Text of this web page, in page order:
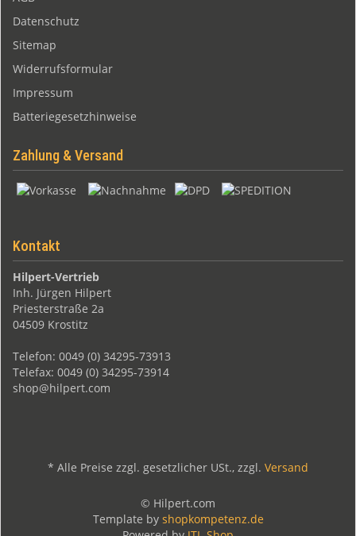
Datenschutz
Sitemap
Widerrufsformular
Impressum
Batteriegesetzhinweise
Zahlung & Versand
Kontakt
Hilpert-Vertrieb
Inh. Jürgen Hilpert
Priesterstraße 2a
04509 Krostitz
Telefon: 0049 (0) 34295-73913
Telefax: 0049 (0) 34295-73914
shop@hilpert.com
* Alle Preise zzgl. gesetzlicher USt., zzgl. Versand
© Hilpert.com
Template by shopkompetenz.de